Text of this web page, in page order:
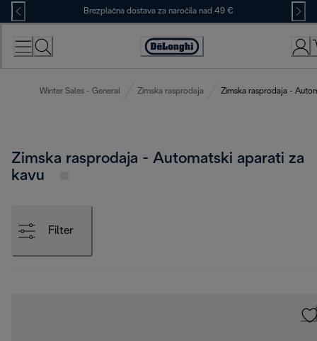
Skip
to
Content
Brezplačna dostava za naročila nad 49 €
Accessibility
Winter Sales - General Zimska rasprodaja Zimska rasprodaja -
Zimska rasprodaja - Automatski aparati za
kavu
Filter